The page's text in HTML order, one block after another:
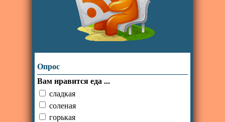
Опрос
Вам нравится еда ...
сладкая
соленая
горькая